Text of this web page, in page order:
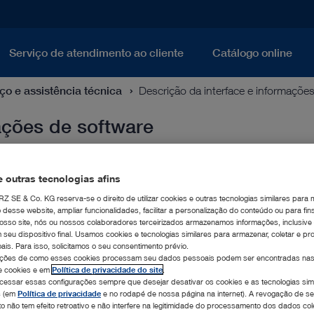
Serviço de atendimento ao cliente Catálogo online
e assistência técnica Descrição da interface e
de software
| 1.0 MB)
0.3 MB)
(PDF | 1.0 MB)
outras tecnologias afins
SE & Co. KG reserva-se o direito de utilizar cookies e outras tecnologias similares para
website, ampliar funcionalidades, facilitar a personalização do conteúdo ou para
site, nós ou nossos colaboradores terceirizados armazenamos informações,
seu dispositivo final. Usamos cookies e tecnologias similares para armazenar, coletar e
Para isso, solicitamos o seu consentimento prévio.
de como esses cookies processam seu dados pessoais podem ser encontradas
cookies e em Política de privacidade do site
essas configurações sempre que desejar desativar os cookies e as tecnologias
(em Política de privacidade e no rodapé de nossa página na internet). A revogação de
não tem efeito retroativo e não interfere na legitimidade do processamento dos dados